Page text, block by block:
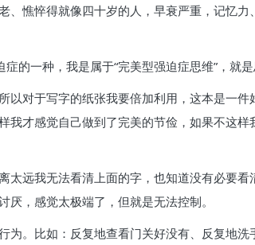
、憔悴得就像四十岁的人，早衰严重，记忆
的一种，我是属于“完美型强迫症思维”，就
以对于写字的纸张我要倍加利用，这本是一
我才感觉自己做到了完美的节俭，如果不这
太远我无法看清上面的字，也知道没有必要
，感觉太极端了，但就是无法控制。
。比如：反复地查看门关好没有、反复地